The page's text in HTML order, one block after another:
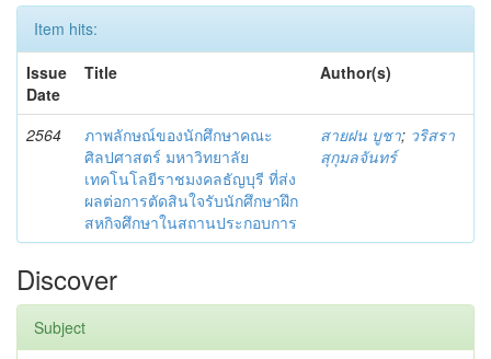
Item hits:
Issue
Date
Title Author(s)
2564
ภาพลักษณ์ของนักศึกษาคณะ
ศิลปศาสตร์ มหาวิทยาลัย
เทคโนโลยีราชมงคลธัญบุรี ที่ส่ง
ผลต่อการตัดสินใจรับนักศึกษาฝึก
สหกิจศึกษาในสถานประกอบการ
สายฝน บูชา; วริสรา
สุกุมลจันทร์
Discover
Subject